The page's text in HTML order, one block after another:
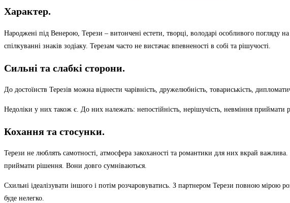
Характер.
Народжені під Венерою, Терези – витончені естети, творці, володарі особливого погляду
спілкуванні знаків зодіаку. Терезам часто не вистачає впевненості в собі та рішучості.
Сильні та слабкі сторони.
До достоїнств Терезів можна віднести чарівність, дружелюбність, товариськість,
Недоліки у них також є. До них належать: непостійність, нерішучість, невміння приймати
Кохання та стосунки.
Терези не люблять самотності, атмосфера закоханості та романтики для них вкрай
приймати рішення. Вони довго сумніваються.
Схильні ідеалізувати іншого і потім розчаровуватись. З партнером Терези повною мірою
буде нелегко.